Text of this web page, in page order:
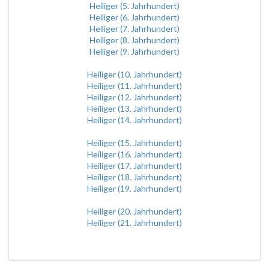
Heiliger (5. Jahrhundert)
Heiliger (6. Jahrhundert)
Heiliger (7. Jahrhundert)
Heiliger (8. Jahrhundert)
Heiliger (9. Jahrhundert)
Heiliger (10. Jahrhundert)
Heiliger (11. Jahrhundert)
Heiliger (12. Jahrhundert)
Heiliger (13. Jahrhundert)
Heiliger (14. Jahrhundert)
Heiliger (15. Jahrhundert)
Heiliger (16. Jahrhundert)
Heiliger (17. Jahrhundert)
Heiliger (18. Jahrhundert)
Heiliger (19. Jahrhundert)
Heiliger (20. Jahrhundert)
Heiliger (21. Jahrhundert)